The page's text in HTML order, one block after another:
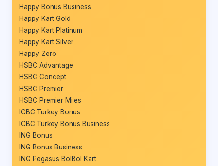
Happy Bonus Business
Happy Kart Gold
Happy Kart Platinum
Happy Kart Silver
Happy Zero
HSBC Advantage
HSBC Concept
HSBC Premier
HSBC Premier Miles
ICBC Turkey Bonus
ICBC Turkey Bonus Business
ING Bonus
ING Bonus Business
ING Pegasus BolBol Kart